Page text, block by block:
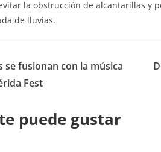
la obstrucción de alcantarillas y
de lluvias.
se fusionan con la música
Fest
puede gustar